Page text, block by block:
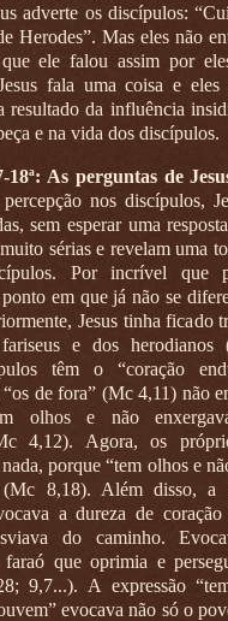
adverte os discípulos:
Herodes”. Mas eles não
ele falou assim por
fala uma coisa e eles
resultado da influência
e na vida dos discípulos.
As perguntas de
nos discípulos,
sem esperar uma
sérias e revelam uma
Por incrível que
em que já não se
Jesus tinha ficado
fariseus e dos
têm o “coração
de fora” (Mc 4,11) não
olhos e não
4,12). Agora, os
porque “tem olhos e
(Mc 8,18). Além disso, a
a dureza de
do caminho.
faraó que oprimia e
9,7...). A expressão
evocava não só o